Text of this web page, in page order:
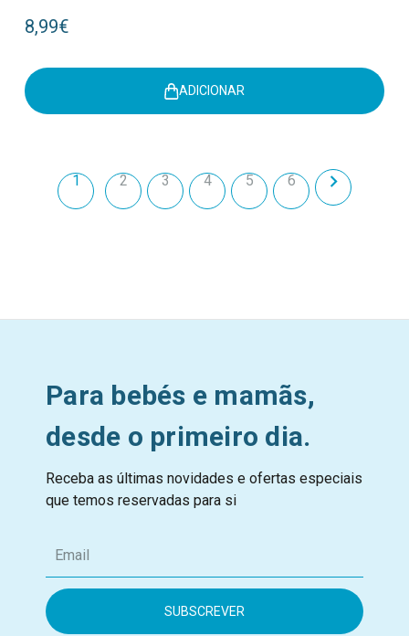
8,99€
ADICIONAR
1 2 3 4 5 6
Para bebés e mamãs,
desde o primeiro dia.
Receba as últimas novidades e ofertas especiais
que temos reservadas para si
m
i